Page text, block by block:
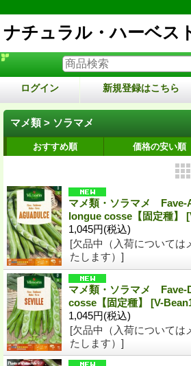
ナチュラル・ハーベス
ログイン 新規登録はこちら
マメ類 > ソラマメ
おすすめ順 価格の安い順
マメ類・ソラマメ Fave-
longue cosse【固定種】
1,045円(税込)
[欠品中（入荷については
たします）]
マメ類・ソラマメ Fave-
cosse【固定種】 [V-
1,045円(税込)
[欠品中（入荷については
たします）]